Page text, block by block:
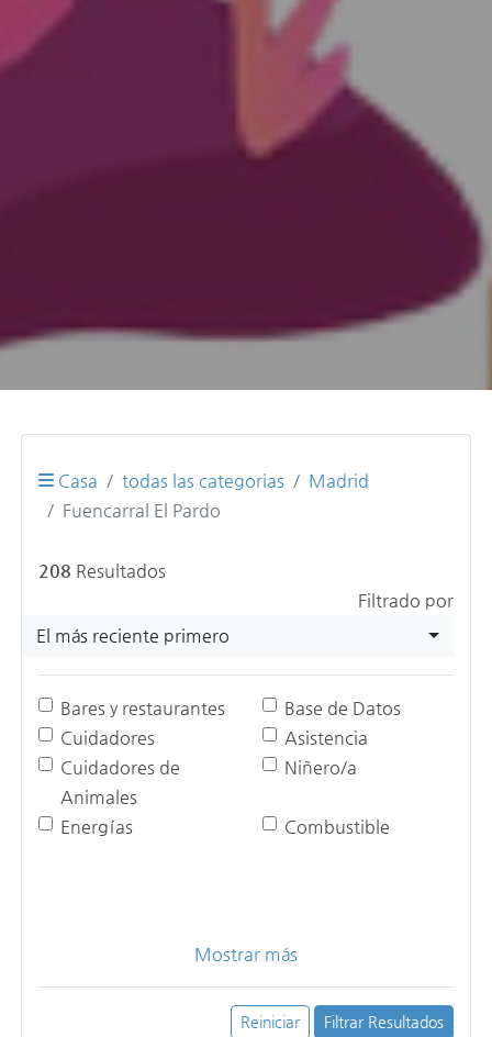
Casa todas las categorias
Madrid
Fuencarral El Pardo
208 Resultados
Filtrado por
El más reciente primero
Bares y restaurantes
Base de Datos
Cuidadores
Asistencia
Cuidadores de
Animales
Niñero/a
Energías Combustible
Mostrar más
Reiniciar Filtrar Resultados